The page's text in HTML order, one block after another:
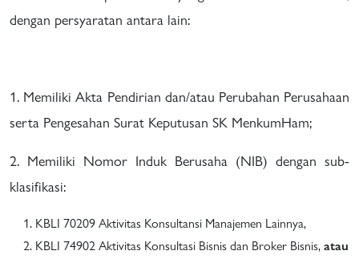
dengan persyaratan antara lain:
1. Memiliki Akta Pendirian dan/atau Perubahan Perusahaan
serta Pengesahan Surat Keputusan SK MenkumHam;
2. Memiliki Nomor Induk Berusaha (NIB) dengan sub-
klasifikasi:
KBLI 70209 Aktivitas Konsultansi Manajemen Lainnya,
KBLI 74902 Aktivitas Konsultasi Bisnis dan Broker Bisnis, atau